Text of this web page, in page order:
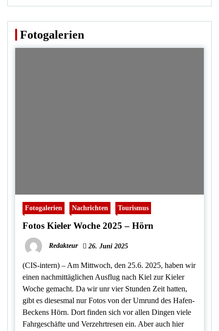
Fotogalerien
Fotogalerien Nachrichten Tourismus
Fotos Kieler Woche 2025 – Hörn
Redakteur 26. Juni 2025
(CIS-intern) – Am Mittwoch, den 25.6. 2025, haben wir
einen nachmittäglichen Ausflug nach Kiel zur Kieler
Woche gemacht. Da wir unr vier Stunden Zeit hatten,
gibt es diesesmal nur Fotos von der Umrund des Hafen-
Beckens Hörn. Dort finden sich vor allen Dingen viele
Fahrgeschäfte und Verzehrtresen ein. Aber auch hier